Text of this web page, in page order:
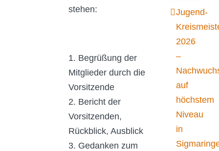
stehen:
1. Begrüßung der
Mitglieder durch die
Vorsitzende
2. Bericht der
Vorsitzenden,
Rückblick, Ausblick
3. Gedanken zum
Jugend-
2026
–
auf
höchstem
Niveau
in